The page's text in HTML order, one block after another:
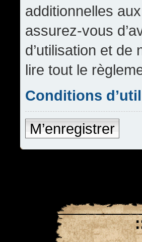
additionnelles
assurez-vous
d’utilisation et
lire tout le
Conditions
M’enregistrer